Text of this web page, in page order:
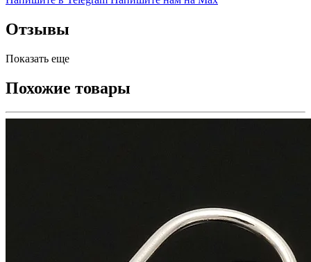
Отзывы
Показать еще
Похожие товары